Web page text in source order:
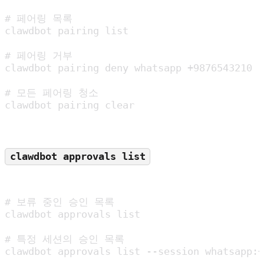
# 페어링 목록
clawdbot pairing list
# 페어링 거부
clawdbot pairing deny whatsapp +9876543210
# 모든 페어링 청소
clawdbot pairing clear
clawdbot approvals list
# 보류 중인 승인 목록
clawdbot approvals list
# 특정 세션의 승인 목록
clawdbot approvals list --session